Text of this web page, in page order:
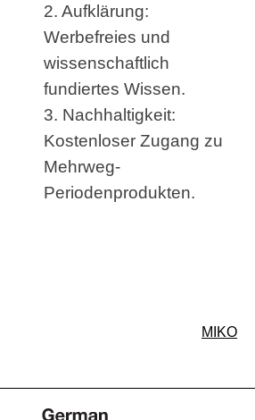
2. Aufklärung:
Werbefreies und
wissenschaftlich
fundiertes Wissen.
3. Nachhaltigkeit:
Kostenloser Zugang zu
Mehrweg-
Periodenprodukten.
MIKO